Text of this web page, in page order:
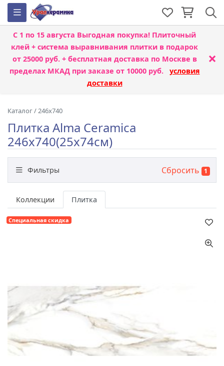
С 1 по 15 августа Выгодная покупка! Плиточный
клей + система выравнивания плитки в подарок
от 25000 руб. + бесплатная доставка по Москве в
пределах МКАД при заказе от 10000 руб. условия
доставки
×
Каталог/246x740
Плитка Alma Ceramica
246x740(25x74см)
Фильтры Сбросить 1
Размер
Тип плитки
Коллекции Плитка
Специальная скидка